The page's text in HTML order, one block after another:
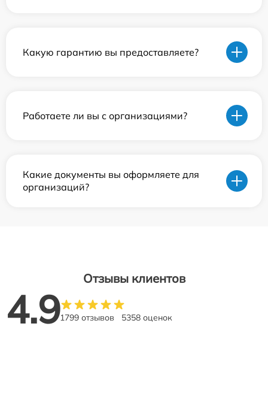
Какую гарантию вы предоставляете?
Работаете ли вы с организациями?
Какие документы вы оформляете для
организаций?
Отзывы клиентов
4.91799 отзывов 5358 оценок